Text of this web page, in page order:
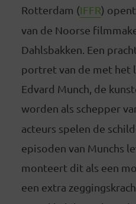
Rotterdam (IFFR)
van de Noorse
Dahlsbakken. Een
portret van de met het
Edvard Munch, de
worden als schepper
acteurs spelen de
episoden van Munchs
monteert dit als een
een extra